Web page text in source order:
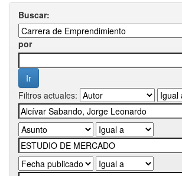
Buscar:
por
Filtros actuales: